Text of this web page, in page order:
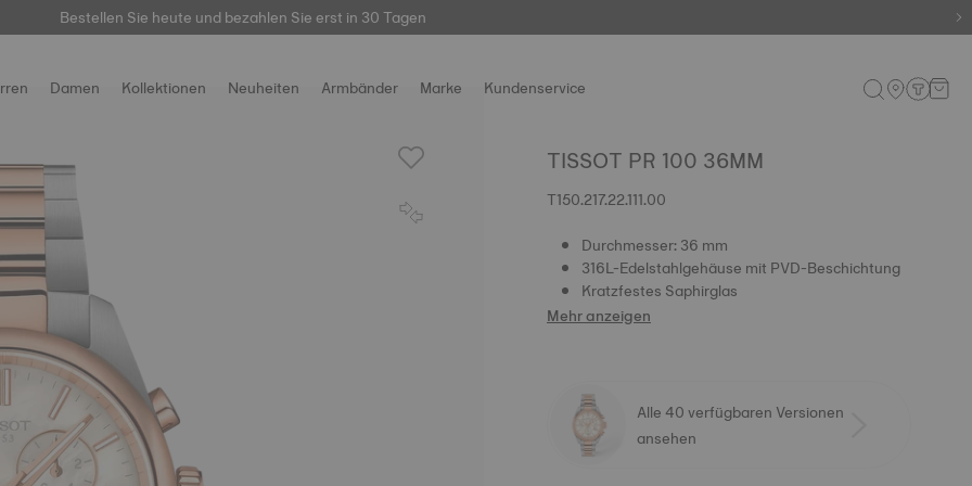
Kostenloser Standardversand und Rücksendung
hier
Bestellen Sie heute und bezahlen Sie erst in 30 Tagen
Damen Kollektionen Neuheiten Armbänder Marke Kundenservice
TISSOT PR 100 36MM
T150.217.22.111.00
Durchmesser: 36 mm
316L-Edelstahlgehäuse mit PVD-Beschichtung
Kratzfestes Saphirglas
Mehr anzeigen
Alle 40 verfügbaren Versionen
ansehen